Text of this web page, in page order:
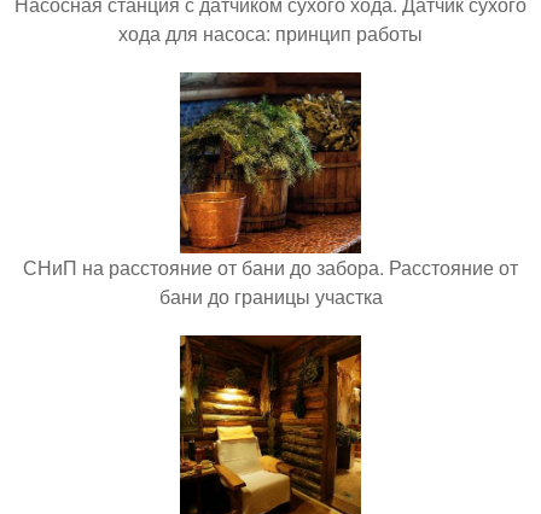
хода для насоса: принцип работы
СНиП на расстояние от бани до забора. Расстояние от
бани до границы участка